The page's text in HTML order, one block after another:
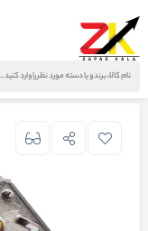
خانه لوازم برقی ایویکو